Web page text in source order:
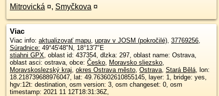
Mitrovická ¤, Smyčkova ¤
Viac
Viac info: aktualizovať mapu, uprav v JOSM (pokročilé), 37769256,
Súradnice: 49°45'48"N, 18°13'7"E
stiahni GPX, oblast id: 437354, dlzka: 297, oblast name: Ostrava,
oblast asci: ostrava, obce: Česko, Moravsko sliezsko,
Moravskoslezský kraj, okres Ostrava město, Ostrava, Stará Bělá, lon:
18.218739688976047, lat: 49.763602610855145, layer: 1, bridge: yes,
hgv:12t: destination, osm version: 3, osm changeset: 0, osm
timestamp: 2021 11 12T18:31:36Z,